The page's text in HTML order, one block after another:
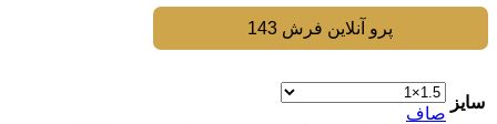
پرو آنلاین فرش 143
سایز
صاف